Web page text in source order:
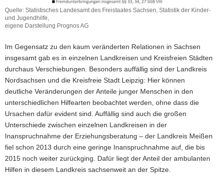
Quelle: Statistisches Landesamt des Freistaates Sachsen, Statistik der Kinder-
und Jugendhilfe,
eigene Darstellung Prognos AG
Im Gegensatz zu den kaum veränderten Relationen in Sachsen
insgesamt gab es in einzelnen Landkreisen und Kreisfreien Städten
durchaus Verschiebungen. Besonders auffällig sind der Landkreis
Nordsachsen und die Kreisfreie Stadt Leipzig: Hier können
deutliche Veränderungen der Anteile junger Menschen in den
unterschiedlichen Hilfearten beobachtet werden, ohne dass die
Ursachen dafür evident sind. Auffällig sind auch die großen
Unterschiede zwischen einzelnen Landkreisen in der
Inanspruchnahme der Erziehungsberatung – der Landkreis Meißen
fiel schon 2013 durch eine geringe Inanspruchnahme auf, die bis
2015 noch weiter zurückging. Dafür liegt der Anteil der ambulanten
Hilfen in diesem Landkreis sachsenweit an der Spitze.